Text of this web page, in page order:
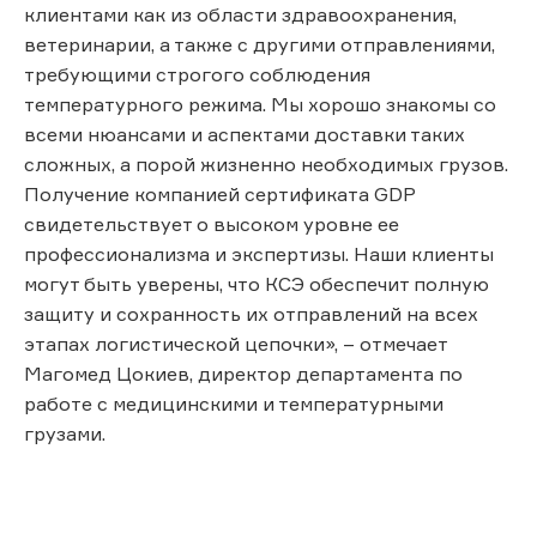
клиентами как из области здравоохранения,
ветеринарии, а также с другими отправлениями,
требующими строгого соблюдения
температурного режима. Мы хорошо знакомы со
всеми нюансами и аспектами доставки таких
сложных, а порой жизненно необходимых грузов.
Получение компанией сертификата GDP
свидетельствует о высоком уровне ее
профессионализма и экспертизы. Наши клиенты
могут быть уверены, что КСЭ обеспечит полную
защиту и сохранность их отправлений на всех
этапах логистической цепочки», – отмечает
Магомед Цокиев, директор департамента по
работе с медицинскими и температурными
грузами.